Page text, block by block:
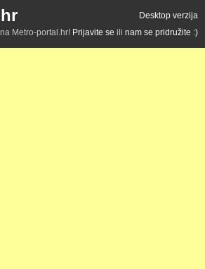
Desktop verzija
Metro-portal.hr! Prijavite se ili nam se pridružite :)